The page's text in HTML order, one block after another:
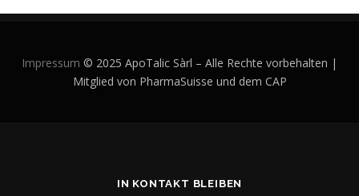
Impressum © 2025 ApoTalic Sàrl – Alle Rechte vorbehalten |
Mitglied von PharmaSuisse und dem CAP
IN KONTAKT BLEIBEN